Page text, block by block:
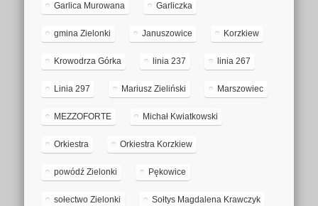
Garlica Murowana Garliczka
gmina Zielonki Januszowice Korzkiew
Krowodrza Górka linia 237 linia 267
Linia 297 Mariusz Zieliński Marszowiec
MEZZOFORTE Michał Kwiatkowski
Orkiestra Orkiestra Korzkiew
powódź Zielonki Pękowice
sołectwo Zielonki Sołtys Magdalena Krawczyk